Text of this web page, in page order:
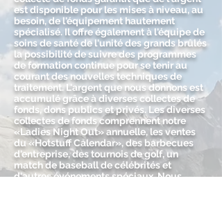
est disponible pour les mises à niveau, au
besoin, de l'équipement hautement
spécialisé. Il offre également à l'équipe de
soins de santé de l'unité des grands brûlés
la possibilité de suivre des programmes
de formation continue pour se tenir au
courant des nouvelles techniques de
traitement. L'argent que nous donnons est
accumulé grâce à diverses collectes de
fonds, dons publics et privés. Les diverses
collectes de fonds comprennent notre
«Ladies Night Out» annuelle, les ventes
du «Hotstuff Calendar», des barbecues
d'entreprise, des tournois de golf, un
match de baseball de célébrités et
d'autres événements spéciaux. Nous